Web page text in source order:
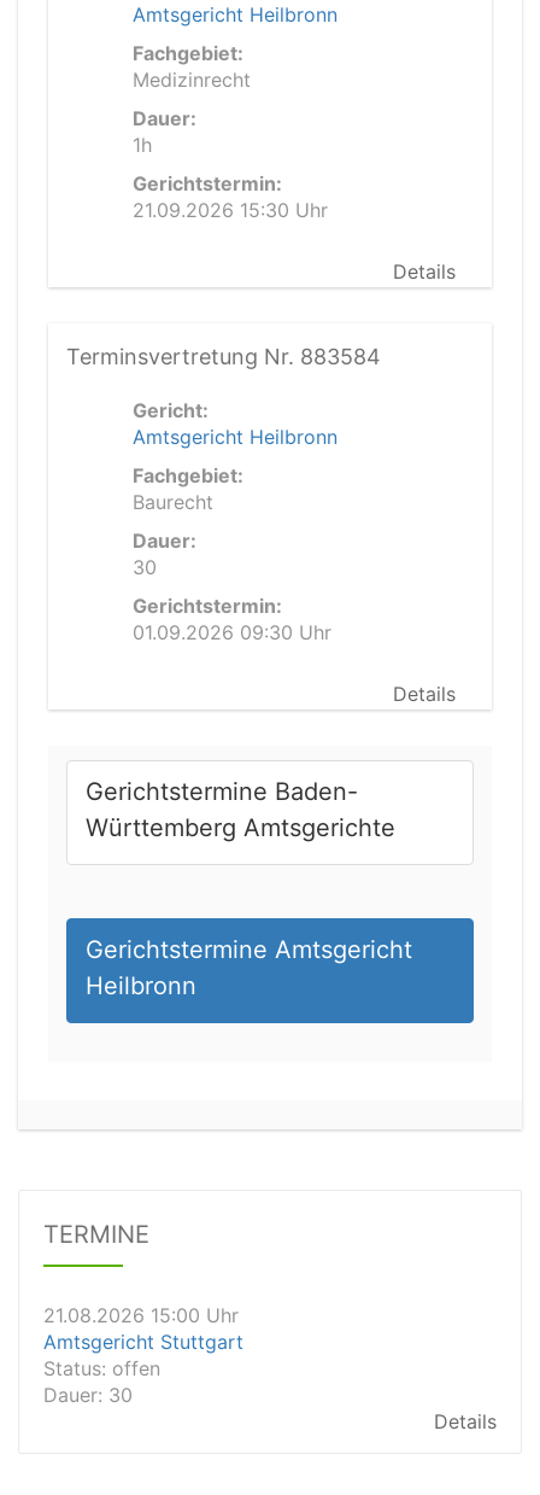
Amtsgericht Heilbronn
Fachgebiet:
Medizinrecht
Dauer:
1h
Gerichtstermin:
21.09.2026 15:30 Uhr
Details
Terminsvertretung Nr. 883584
Gericht:
Amtsgericht Heilbronn
Fachgebiet:
Baurecht
Dauer:
30
Gerichtstermin:
01.09.2026 09:30 Uhr
Details
Gerichtstermine Baden-
Württemberg Amtsgerichte
Gerichtstermine Amtsgericht
Heilbronn
TERMINE
Amtsgericht Unna
21.08.2026 15:00 Uhr
Amtsgericht Stuttgart
Dauer: 30
21.08.2026 14:30 Uhr
Amtsgericht Ulm